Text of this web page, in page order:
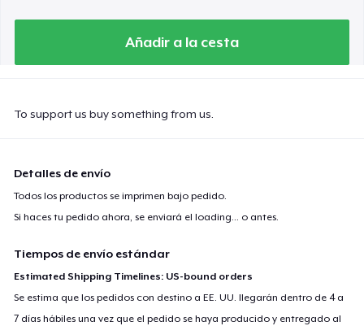
Añadir a la cesta
To support us buy something from us.
Detalles de envío
Todos los productos se imprimen bajo pedido.
Si haces tu pedido ahora, se enviará elloading... o antes.
Tiempos de envío estándar
Estimated Shipping Timelines: US-bound orders
Se estima que los pedidos con destino a EE. UU. llegarán dentro de 4 a
7 días hábiles una vez que el pedido se haya producido y entregado al